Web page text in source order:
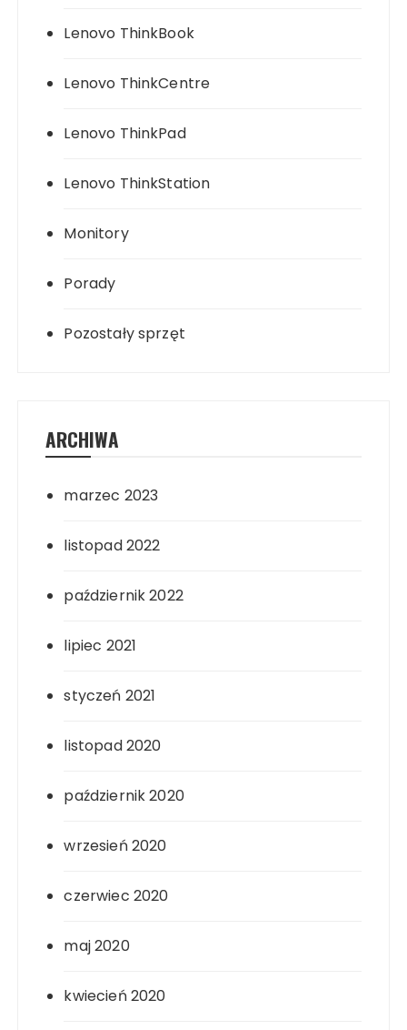
Lenovo ThinkBook
Lenovo ThinkCentre
Lenovo ThinkPad
Lenovo ThinkStation
Monitory
Porady
Pozostały sprzęt
ARCHIWA
marzec 2023
listopad 2022
październik 2022
lipiec 2021
styczeń 2021
listopad 2020
październik 2020
wrzesień 2020
czerwiec 2020
maj 2020
kwiecień 2020